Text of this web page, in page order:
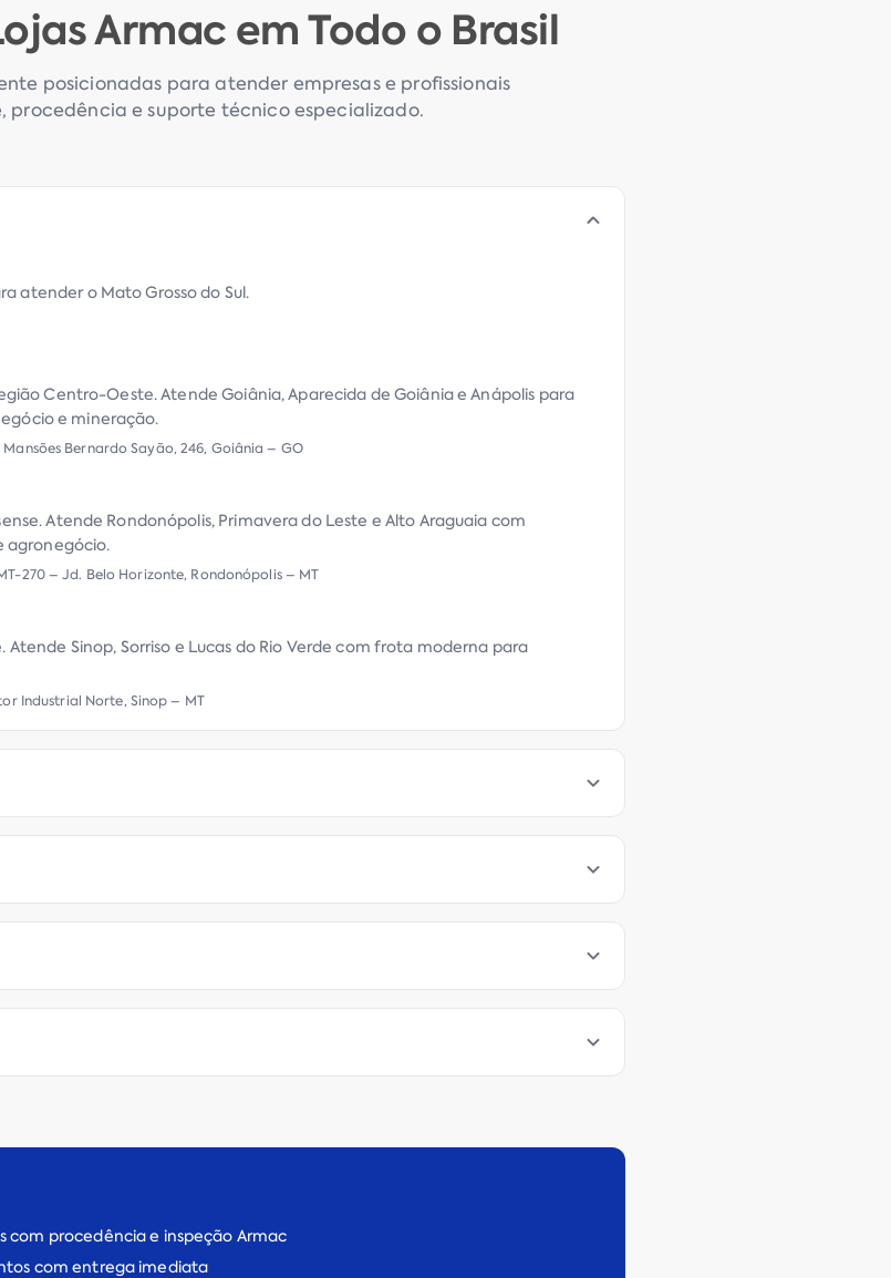
Armac em Todo o Brasil
posicionadas para atender empresas e profissionais
procedência e suporte técnico especializado.
atender o Mato Grosso do Sul.
Centro-Oeste. Atende Goiânia, Aparecida de Goiânia e Anápolis para
e mineração.
Bernardo Sayão, 246, Goiânia – GO
Atende Rondonópolis, Primavera do Leste e Alto Araguaia com
agronegócio.
270 – Jd. Belo Horizonte, Rondonópolis – MT
Sinop, Sorriso e Lucas do Rio Verde com frota moderna para
Industrial Norte, Sinop – MT
com procedência e inspeção Armac
com entrega imediata